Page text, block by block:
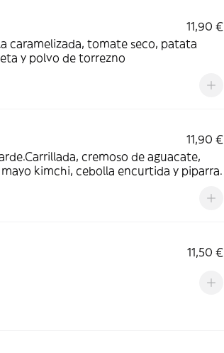
11,90 €
caramelizada, tomate seco, patata
y polvo de torrezno
11,90 €
cremoso de aguacate,
kimchi, cebolla encurtida y piparra.
11,50 €